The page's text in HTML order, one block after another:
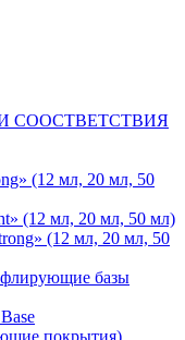
СООСТВЕТСТВИЯ
(12 мл, 20 мл, 50
(12 мл, 20 мл, 50 мл)
(12 мл, 20 мл, 50
базы
покрытия)